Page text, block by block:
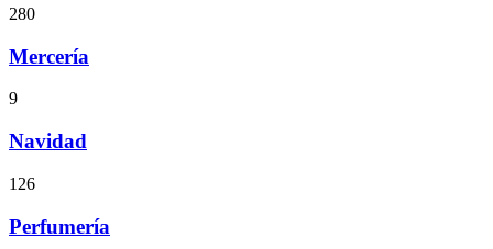
280
Mercería
9
Navidad
126
Perfumería